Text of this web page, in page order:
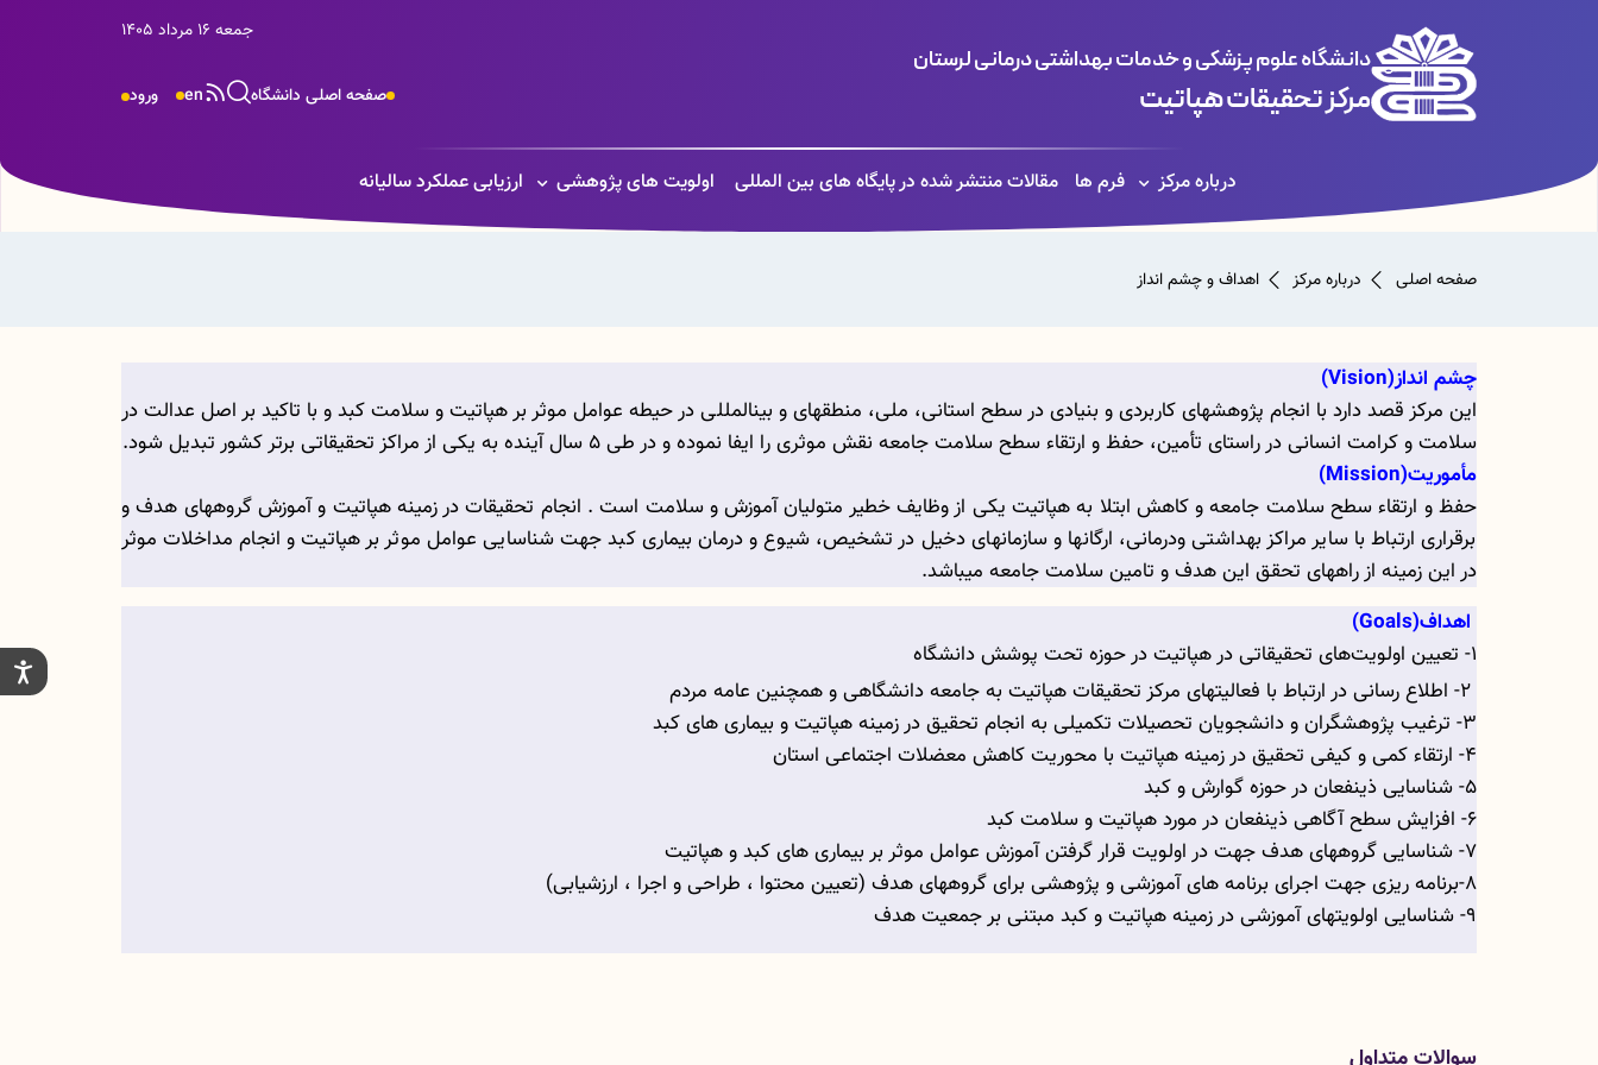
دانشگاه علوم پزشکی و خدمات بهداشتی درمانی لرستان
مرکز تحقیقات هپاتیت
جمعه 16 مرداد 1405
ورود en صفحه اصلی دانشگاه
درباره مرکز فرم ها مقالات منتشر شده در پایگاه های بین المللی اولویت های پژوهشی ارزیابی عملکرد سالیانه
صفحه اصلی درباره مرکز اهداف و چشم انداز
چشم انداز( Vision
)
این مرکز قصد دارد با انجام پژوهش­های کاربردی و بنیادی در سطح استانی، ملی، منطقه­ای و بین­المللی در حیطه عوامل موثر بر هپاتیت و سلامت کبد و با تاکید بر اصل عدالت در
سلامت و کرامت انسانی در راستای تأمین، حفظ و ارتقاء سطح سلامت جامعه نقش موثری را ایفا نموده و در طی 5 سال آینده به یکی از مراکز تحقیقاتی برتر کشور تبدیل شود
.
مأموریت( Mission
)
حفظ و ارتقاء سطح سلامت جامعه و کاهش ابتلا به هپاتیت یکی از وظایف خطیر متولیان آموزش و سلامت است . انجام تحقیقات در زمینه هپاتیت و آموزش گروههای هدف و
برقراری ارتباط با سایر مراکز بهداشتی ودرمانی، ارگانها و سازمانهای دخیل در تشخیص، شیوع و درمان بیماری کبد جهت شناسایی عوامل موثر بر هپاتیت و انجام مداخلات موثر
در این زمینه از راههای تحقق این هدف و تامین سلامت جامعه میباشد.
اهداف(
Goals
)
1- تعیین اولویت­‌های تحقیقاتی در هپاتیت در حوزه تحت پوشش دانشگاه
2- اطلاع رسانی در ارتباط با فعالیت­های مرکز تحقیقات هپاتیت به جامعه دانشگاهی و همچنین عامه مردم
3- ترغیب پژوهشگران و دانشجویان تحصیلات تکمیلی به انجام تحقیق در زمینه هپاتیت و بیماری های کبد
4- ارتقاء کمی و کیفی تحقیق در زمینه هپاتیت با محوریت کاهش معضلات اجتماعی استان
5- شناسایی ذینفعان در حوزه گوارش و کبد
6- افزایش سطح آگاهی ذینفعان در مورد هپاتیت و سلامت کبد
7- شناسایی گروه­های هدف جهت در اولویت قرار گرفتن آموزش عوامل موثر بر بیماری های کبد و هپاتیت
8-برنامه ریزی جهت اجرای برنامه های آموزشی و پژوهشی برای گروه­های هدف (تعیین محتوا ، طراحی و اجرا ، ارزشیابی)
9- شناسایی اولویت­های آموزشی در زمینه هپاتیت و کبد مبتنی بر جمعیت هدف